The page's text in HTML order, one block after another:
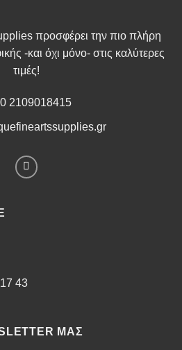
προσφέρει την πιο πλήρη
-και όχι μόνο- στις καλύτερες
τιμές!
2109018415
43
ΜΑΣ